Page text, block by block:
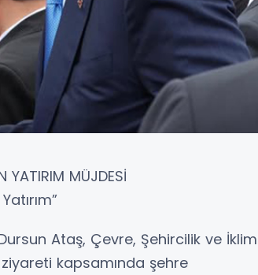
YATIRIM MÜJDESİ
Ataş, Çevre, Şehircilik ve İklim
kapsamında şehre